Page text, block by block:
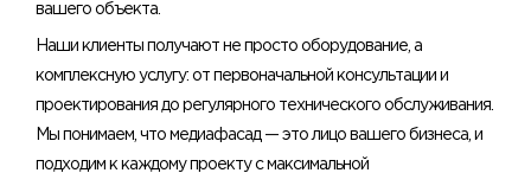
вашего объекта.
Наши клиенты получают не просто оборудование, а
комплексную услугу: от первоначальной консультации и
проектирования до регулярного технического обслуживания.
Мы понимаем, что медиафасад — это лицо вашего бизнеса, и
подходим к каждому проекту с максимальной